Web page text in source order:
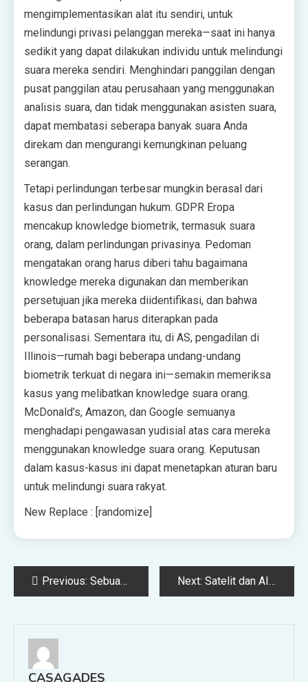
mengimplementasikan alat itu sendiri, untuk
melindungi privasi pelanggan mereka—saat ini hanya
sedikit yang dapat dilakukan individu untuk melindungi
suara mereka sendiri. Menghindari panggilan dengan
pusat panggilan atau perusahaan yang menggunakan
analisis suara, dan tidak menggunakan asisten suara,
dapat membatasi seberapa banyak suara Anda
direkam dan mengurangi kemungkinan peluang
serangan.
Tetapi perlindungan terbesar mungkin berasal dari
kasus dan perlindungan hukum. GDPR Eropa
mencakup knowledge biometrik, termasuk suara
orang, dalam perlindungan privasinya. Pedoman
mengatakan orang harus diberi tahu bagaimana
knowledge mereka digunakan dan memberikan
persetujuan jika mereka diidentifikasi, dan bahwa
beberapa batasan harus diterapkan pada
personalisasi. Sementara itu, di AS, pengadilan di
Illinois—rumah bagi beberapa undang-undang
biometrik terkuat di negara ini—semakin memeriksa
kasus yang melibatkan knowledge suara orang.
McDonald’s, Amazon, dan Google semuanya
menghadapi pengawasan yudisial atas cara mereka
menggunakan knowledge suara orang. Keputusan
dalam kasus-kasus ini dapat menetapkan aturan baru
untuk melindungi suara rakyat.
New Replace : [randomize]
PostPrevious: Sebuah Mobil Otonom Memblokir Truk Pemadam Kebakaran Menanggapi Keadaan Darurat Next: Satelit dan AI Dapat Membantu Memecahkan Masalah Besar—Jika Ada Kesempatan
CASAGADES